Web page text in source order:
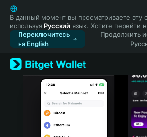
English
日本語
Tiếng Việt
Русский
Español (Latinoamérica)
Türkçe
Italiano
Português (Portugal)
В данный момент вы просматриваете эту
используя Русский язык. Хотите перейти
Переключитесь
на English
Продолжить